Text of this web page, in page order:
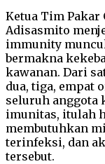
Ketua Tim Pakar
Adisasmito
immunity
bermakna
kawanan. Dari
dua, tiga, empat
seluruh
imunitas, itulah
membutuhkan
terinfeksi, dan
tersebut.